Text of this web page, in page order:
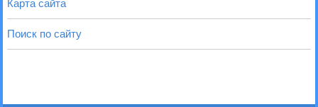
Карта сайта
Поиск по сайту